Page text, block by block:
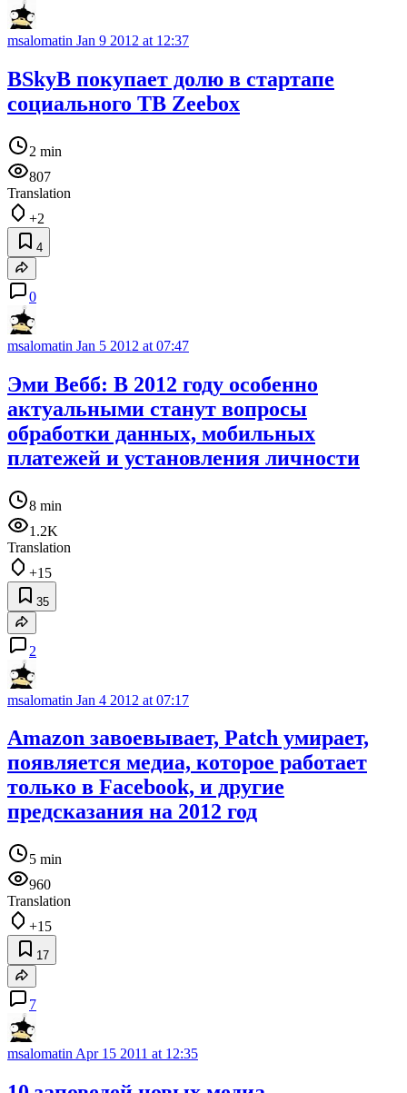
msalomatin Jan 9 2012 at 12:37
BSkyB покупает долю в стартапе
социального ТВ Zeebox
2 min
807
Translation
+2
4
0
msalomatin Jan 5 2012 at 07:47
Эми Вебб: В 2012 году особенно
актуальными станут вопросы
обработки данных, мобильных
платежей и установления личности
8 min
1.2K
Translation
+15
35
2
msalomatin Jan 4 2012 at 07:17
Amazon завоевывает, Patch умирает,
появляется медиа, которое работает
только в Facebook, и другие
предсказания на 2012 год
5 min
960
Translation
+15
17
7
msalomatin Apr 15 2011 at 12:35